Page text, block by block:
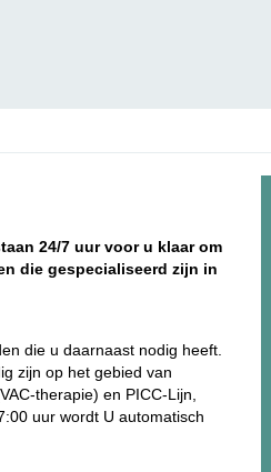
24/7 uur voor u klaar om
die gespecialiseerd zijn in
die u daarnaast nodig heeft.
zijn op het gebied van
therapie) en PICC-Lijn,
uur wordt U automatisch